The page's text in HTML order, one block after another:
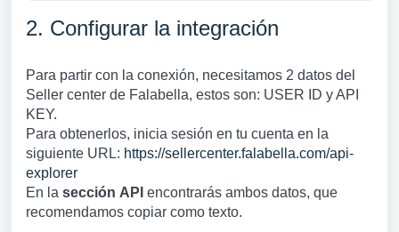
2. Configurar la integración
Para partir con la conexión, necesitamos 2 datos del
Seller center de Falabella, estos son: USER ID y API
KEY.
Para obtenerlos, inicia sesión en tu cuenta en la
siguiente URL: https://sellercenter.falabella.com/api-
explorer
En la sección API encontrarás ambos datos, que
recomendamos copiar como texto.